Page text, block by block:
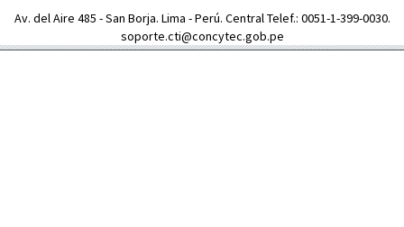
Av. del Aire 485 - San Borja. Lima - Perú. Central Telef.: 0051-1-399-0030.
soporte.cti@concytec.gob.pe